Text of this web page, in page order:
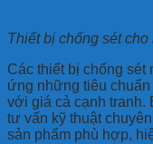
Thiết bị chống sét
Các thiết bị chống sét
ứng những tiêu
với giá cả cạnh tranh.
tư vấn kỹ thuật
sản phẩm phù hợp,